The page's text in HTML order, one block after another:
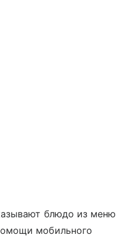
блюдо из меню
мобильного